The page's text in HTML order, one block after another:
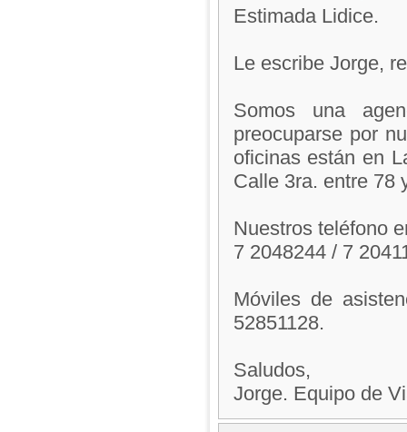
Estimada Lidice.
Le escribe Jorge,
Somos una
preocuparse por
oficinas están en
Calle 3ra. entre 78
Nuestros teléfono
7 2048244 / 7
Móviles de
52851128.
Saludos,
Jorge. Equipo de